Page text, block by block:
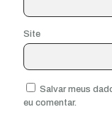
Site
Salvar meus
eu comentar.